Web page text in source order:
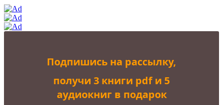
Подпишись на рассылку,
получи 3 книги pdf и 5
аудиокниг в подарок